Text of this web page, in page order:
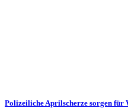
Polizeiliche Aprilscherze sorgen